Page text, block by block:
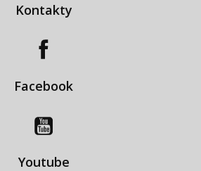
Kontakty
Facebook
Youtube